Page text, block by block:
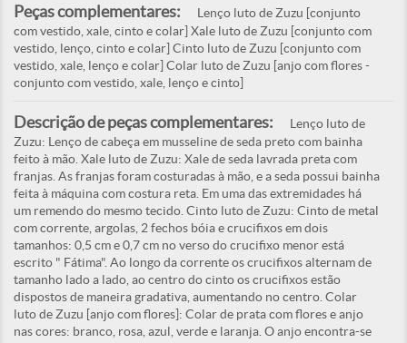
Peças complementares:
Lenço luto de Zuzu [conjunto
com vestido, xale, cinto e colar] Xale luto de Zuzu [conjunto com
vestido, lenço, cinto e colar] Cinto luto de Zuzu [conjunto com
vestido, xale, lenço e colar] Colar luto de Zuzu [anjo com flores -
conjunto com vestido, xale, lenço e cinto]
Descrição de peças complementares:
Lenço luto de
Zuzu: Lenço de cabeça em musseline de seda preto com bainha
feito à mão. Xale luto de Zuzu: Xale de seda lavrada preta com
franjas. As franjas foram costuradas à mão, e a seda possui bainha
feita à máquina com costura reta. Em uma das extremidades há
um remendo do mesmo tecido. Cinto luto de Zuzu: Cinto de metal
com corrente, argolas, 2 fechos bóia e crucifixos em dois
tamanhos: 0,5 cm e 0,7 cm no verso do crucifixo menor está
escrito " Fátima". Ao longo da corrente os crucifixos alternam de
tamanho lado a lado, ao centro do cinto os crucifixos estão
dispostos de maneira gradativa, aumentando no centro. Colar
luto de Zuzu [anjo com flores]: Colar de prata com flores e anjo
nas cores: branco, rosa, azul, verde e laranja. O anjo encontra-se